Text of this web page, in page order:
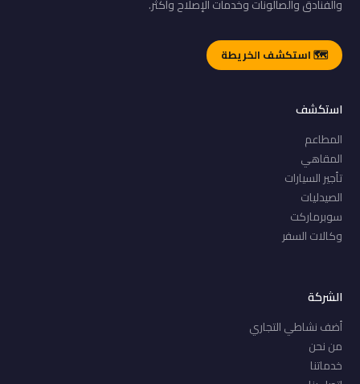
والفنادق والصالونات وخدمات الإصلاح وأكثر.
🗺️ استكشف الخريطة
استكشف
المطاعم
المقاهي
تأجير السيارات
الصيدليات
سوبرماركت
وكالات السفر
الشركة
أضف نشاطي التجاري
من نحن
خدماتنا